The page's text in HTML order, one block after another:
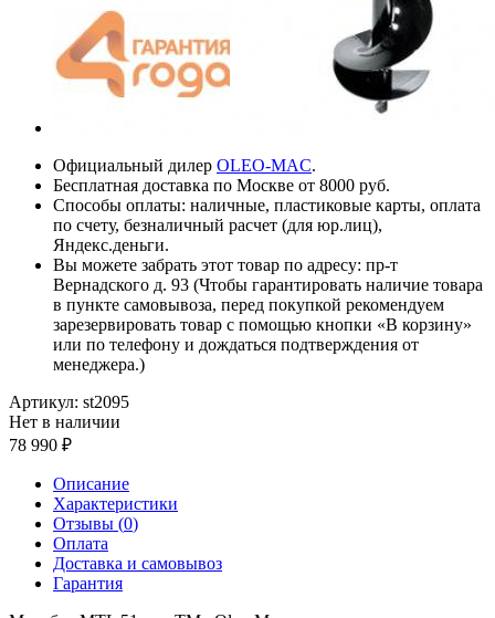
Официальный дилер OLEO-MAC.
Бесплатная доставка по Москве от 8000 руб.
Способы оплаты: наличные, пластиковые карты, оплата
по счету, безналичный расчет (для юр.лиц),
Яндекс.деньги.
Вы можете забрать этот товар по адресу: пр-т
Вернадского д. 93 (Чтобы гарантировать наличие товара
в пункте самовывоза, перед покупкой рекомендуем
зарезервировать товар с помощью кнопки «В корзину»
или по телефону и дождаться подтверждения от
менеджера.)
Артикул: st2095
Нет в наличии
78 990
Описание
Характеристики
Отзывы (0)
Оплата
Доставка и самовывоз
Гарантия